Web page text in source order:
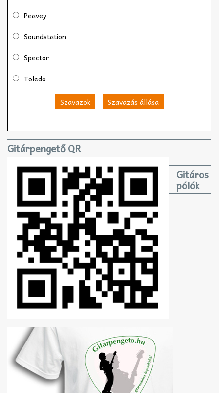
Peavey
Soundstation
Spector
Toledo
Szavazok Szavazás állása
Gitárpengető QR
Gitáros
pólók